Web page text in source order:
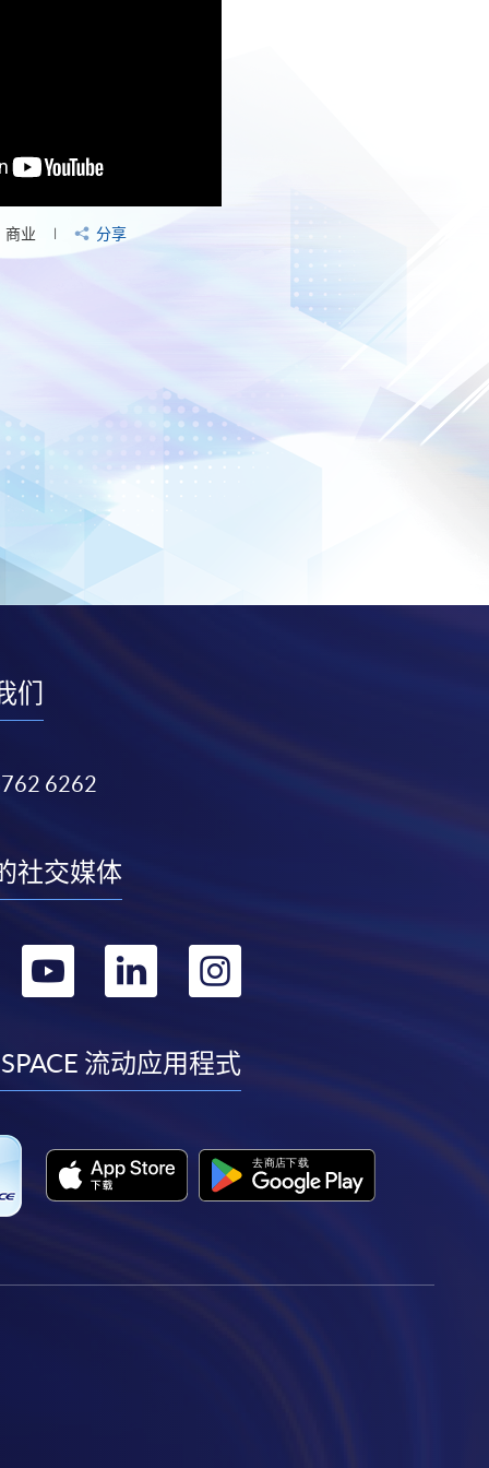
商业 分享
们
6262
社交媒体
转
youtube
转
linkedin
转
instagram
流动应用程式